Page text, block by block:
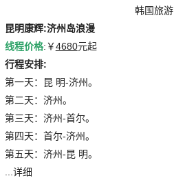
韩国旅游
昆明康辉:济州岛浪漫
线程价格:￥4680元起
行程安排:
第一天：昆 明-济州。
第二天：济州。
第三天：济州-首尔。
第四天：首尔-济州。
第五天：济州-昆 明。
...详细